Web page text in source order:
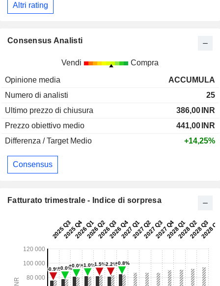
Altri rating
Consensus Analisti
Vendi Compra
Opinione media
ACCUMULA
Numero di analisti
25
Ultimo prezzo di chiusura
386,00 INR
Prezzo obiettivo medio
441,00 INR
Differenza / Target Medio
+14,25%
Consensus
Fatturato trimestrale - Indice di sorpresa